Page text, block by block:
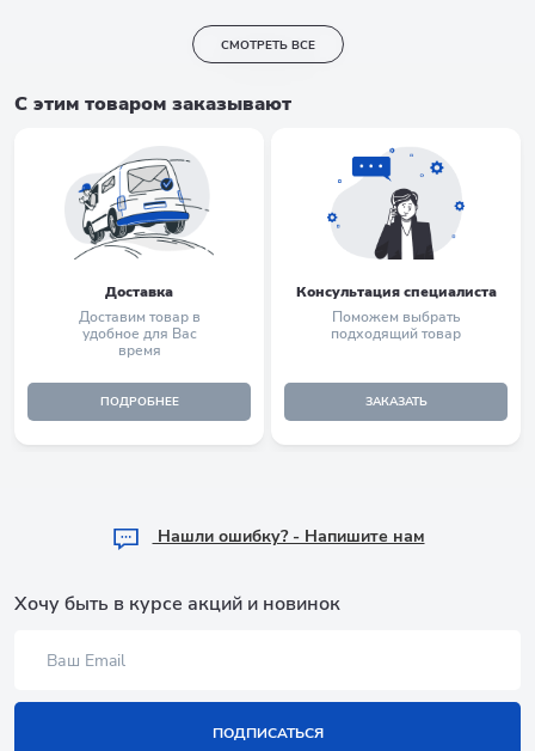
СМОТРЕТЬ ВСЕ
С этим товаром заказывают
Доставка
Доставим товар в
удобное для Вас
время
ПОДРОБНЕЕ
Консультация специалиста
Поможем выбрать
подходящий товар
ЗАКАЗАТЬ
Hашли ошибку? - Напишите нам
Хочу быть в курсе акций и новинок
ПОДПИСАТЬСЯ